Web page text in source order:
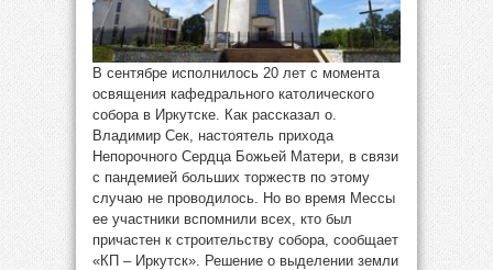
В сентябре исполнилось 20 лет с момента
освящения кафедрального католического
собора в Иркутске. Как рассказал о.
Владимир Сек, настоятель прихода
Непорочного Сердца Божьей Матери, в связи
с пандемией больших торжеств по этому
случаю не проводилось. Но во время Мессы
ее участники вспомнили всех, кто был
причастен к строительству собора, сообщает
«КП – Иркутск». Решение о выделении земли